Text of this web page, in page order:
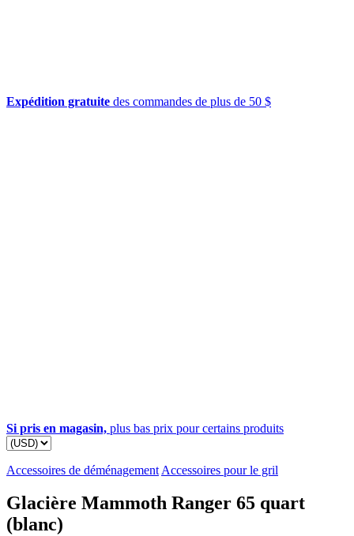
Expédition gratuite des commandes de plus de 50 $
Si pris en magasin, plus bas prix pour certains produits
Accessoires de déménagement Accessoires pour le gril
Glacière Mammoth Ranger 65 quart
(blanc)